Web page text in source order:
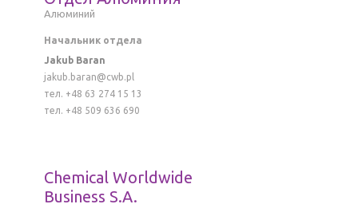
Алюминий
Начальник отдела
Jakub Baran
jakub.baran@cwb.pl
тел. +48 63 274 15 13
тел. +48 509 636 690
Chemical Worldwide
Business S.A.